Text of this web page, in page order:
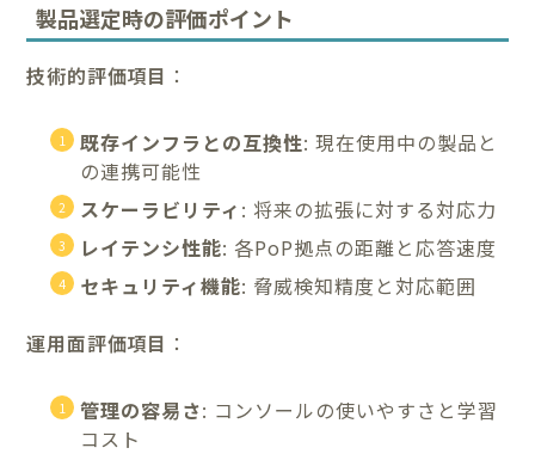
製品選定時の評価ポイント
技術的評価項目 ：
既存インフラとの互換性: 現在使用中の製品と
の連携可能性
スケーラビリティ : 将来の拡張に対する対応力
レイテンシ性能: 各PoP拠点の距離と応答速度
セキュリティ機能: 脅威検知精度と対応範囲
運用面評価項目 ：
管理の容易さ: コンソールの使いやすさと学習
コスト